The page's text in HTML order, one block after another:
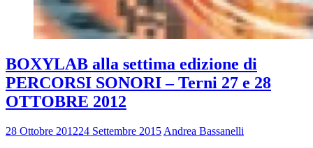
BOXYLAB alla settima edizione di
PERCORSI SONORI – Terni 27 e 28
OTTOBRE 2012
28 Ottobre 201224 Settembre 2015 Andrea Bassanelli